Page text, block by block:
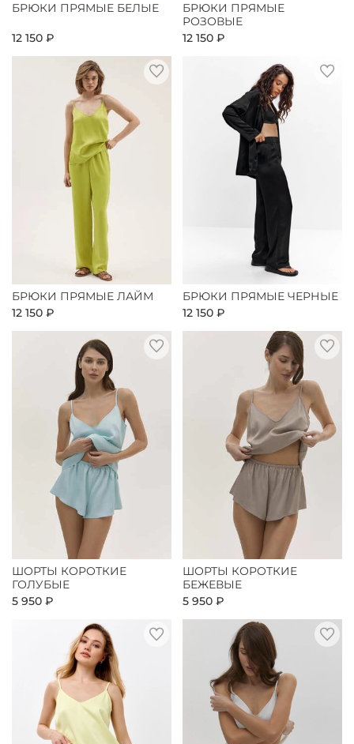
БРЮКИ ПРЯМЫЕ БЕЛЫЕ
12 150 ₽
БРЮКИ ПРЯМЫЕ
РОЗОВЫЕ
12 150 ₽
БРЮКИ ПРЯМЫЕ ЛАЙМ
12 150 ₽
БРЮКИ ПРЯМЫЕ ЧЕРНЫЕ
12 150 ₽
ШОРТЫ КОРОТКИЕ
ГОЛУБЫЕ
5 950 ₽
ШОРТЫ КОРОТКИЕ
БЕЖЕВЫЕ
5 950 ₽